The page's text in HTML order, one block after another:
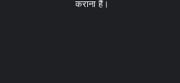
कराना हैं।